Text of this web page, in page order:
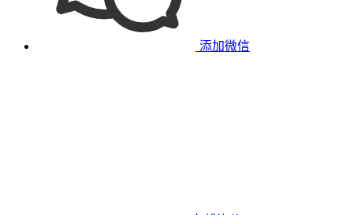
添加微信